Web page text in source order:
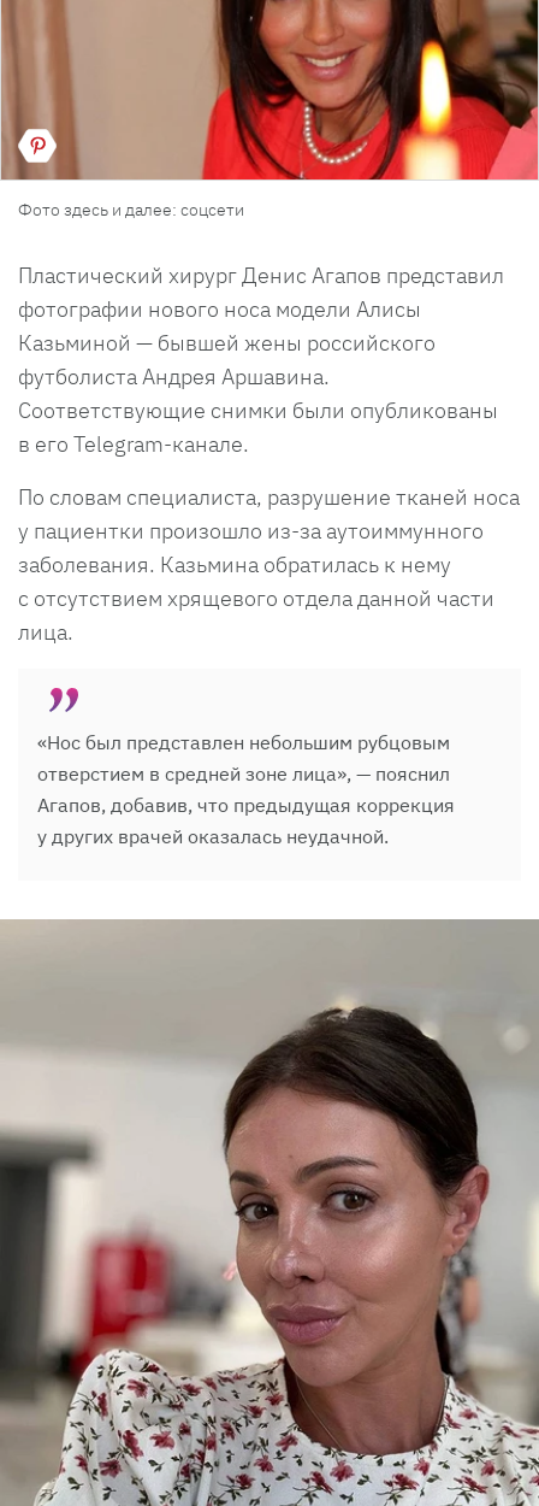
Фото здесь и далее: соцсети
Пластический хирург Денис Агапов представил
фотографии нового носа модели Алисы
Казьминой — бывшей жены российского
футболиста Андрея Аршавина.
Соответствующие снимки были опубликованы
в его Telegram-канале.
По словам специалиста, разрушение тканей носа
у пациентки произошло из-за аутоиммунного
заболевания. Казьмина обратилась к нему
с отсутствием хрящевого отдела данной части
лица.
«Нос был представлен небольшим рубцовым
отверстием в средней зоне лица», — пояснил
Агапов, добавив, что предыдущая коррекция
у других врачей оказалась неудачной.